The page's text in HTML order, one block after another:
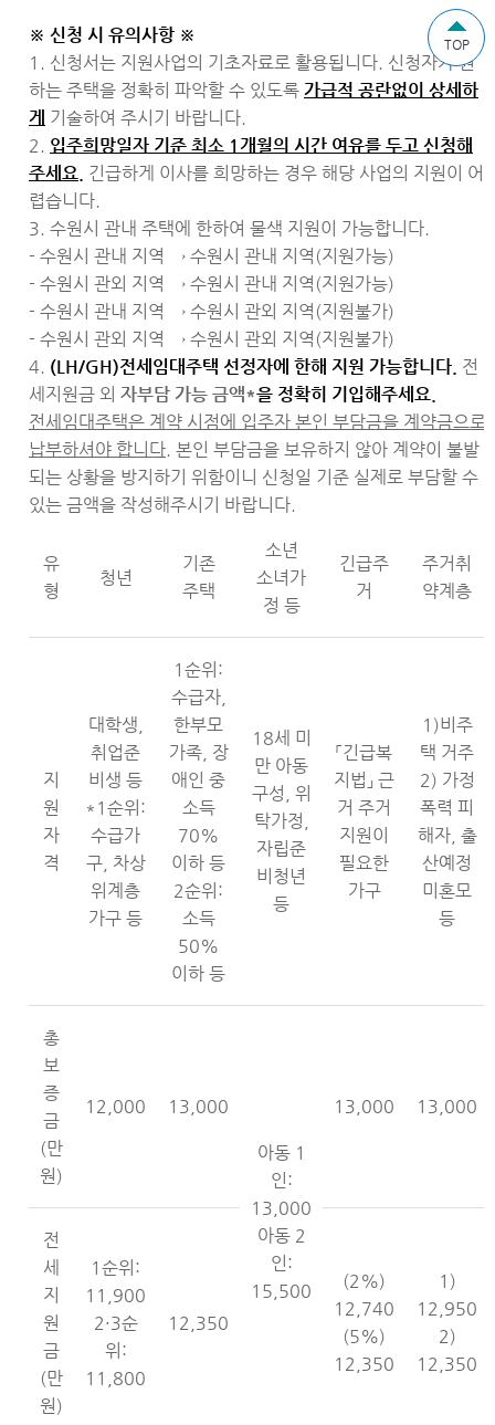
※ 신청 시 유의사항 ※
1. 신청서는 지원사업의 기초자료로 활용됩니다. 신청자가 원
하는 주택을 정확히 파악할 수 있도록 가급적 공란없이 상세하
게 기술하여 주시기 바랍니다.
2. 입주희망일자 기준 최소 1 개월의 시간 여유를 두고 신청해
주세요. 긴급하게 이사를 희망하는 경우 해당 사업의 지원이 어
렵습니다.
3. 수원시 관내 주택에 한하여 물색 지원이 가능합니다.
- 수원시 관내 지역 → 수원시 관내 지역(지원가능)
- 수원시 관외 지역 → 수원시 관내 지역(지원가능)
- 수원시 관내 지역 → 수원시 관외 지역(지원불가)
- 수원시 관외 지역 → 수원시 관외 지역(지원불가)
4. (LH/GH)전세임대주택 선정자에 한해 지원 가능합니다. 전
세지원금 외 자부담 가능 금액*을 정확히 기입해주세요.
전세임대주택은 계약 시점에 입주자 본인 부담금을 계약금으로
납부하셔야 합니다. 본인 부담금을 보유하지 않아 계약이 불발
되는 상황을 방지하기 위함이니 신청일 기준 실제로 부담할 수
있는 금액을 작성해주시기 바랍니다.
유
형
청년
기존
주택
소년
소녀가
정 등
긴급주
거
주거취
약계층
지
원
자
격
대학생,
취업준
비생 등
*1순위:
수급가
구, 차상
위계층
가구 등
1순위:
수급자,
한부모
가족, 장
애인 중
소득
70%
이하 등
2순위:
소득
50%
이하 등
18세 미
만 아동
구성, 위
탁가정,
자립준
비청년
등
「긴급복
지법」 근
거 주거
지원이
필요한
가구
1)비주
택 거주
2) 가정
폭력 피
해자, 출
산예정
미혼모
등
총
보
증
금
(만
원)
12,000 13,000
아동 1
인:
13,000
아동 2
인:
15,500
13,000 13,000
전
세
지
원
금
(만
원)
1순위:
11,900
2·3순
위:
11,800
12,350
(2%)
12,740
(5%)
12,350
1)
12,950
2)
12,350
TOP